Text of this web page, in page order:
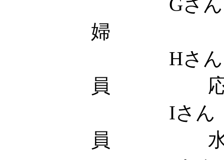
婦 応
Hさん
員 応
Iさん
員 水